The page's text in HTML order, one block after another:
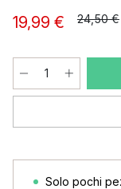
19,99 € 24,50 €
Solo pochi